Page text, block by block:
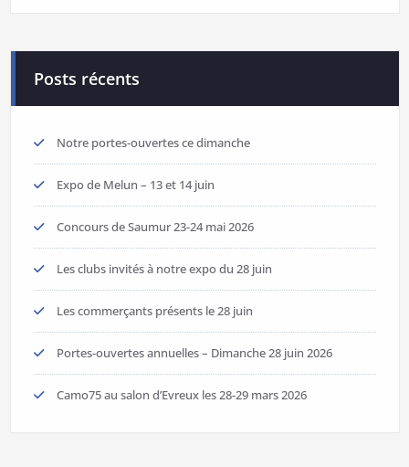
Posts récents
Notre portes-ouvertes ce dimanche
Expo de Melun – 13 et 14 juin
Concours de Saumur 23-24 mai 2026
Les clubs invités à notre expo du 28 juin
Les commerçants présents le 28 juin
Portes-ouvertes annuelles – Dimanche 28 juin 2026
Camo75 au salon d’Evreux les 28-29 mars 2026